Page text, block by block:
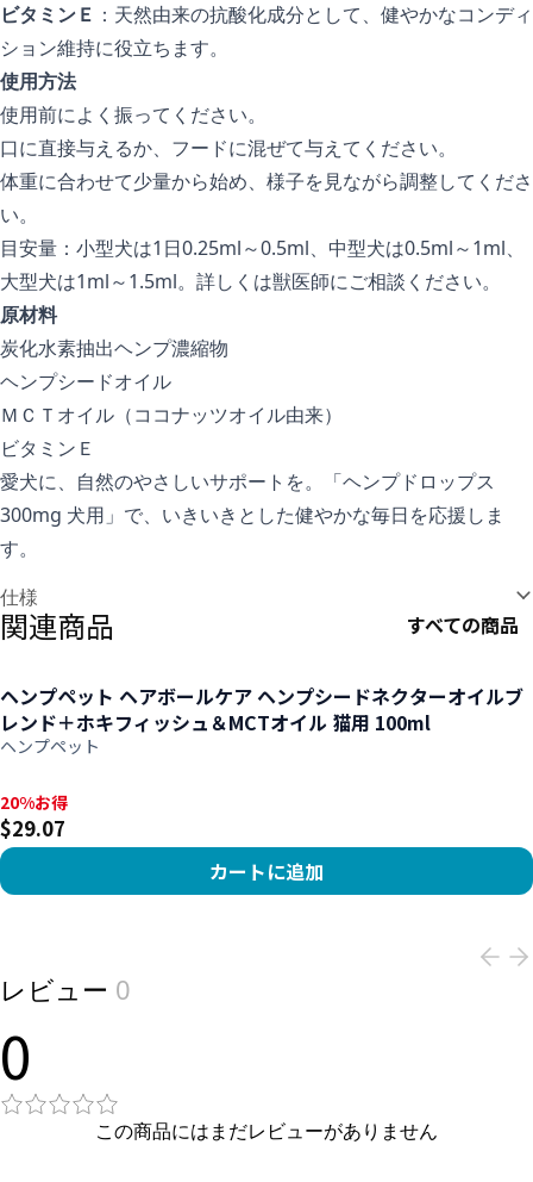
ビタミンＥ ：天然由来の抗酸化成分として、健やかなコンディ
ション維持に役立ちます。
使用方法
使用前によく振ってください。
口に直接与えるか、フードに混ぜて与えてください。
体重に合わせて少量から始め、様子を見ながら調整してくださ
い。
目安量：小型犬は1日0.25ml～0.5ml、中型犬は0.5ml～1ml、
大型犬は1ml～1.5ml。詳しくは獣医師にご相談ください。
原材料
炭化水素抽出ヘンプ濃縮物
ヘンプシードオイル
ＭＣＴオイル（ココナッツオイル由来）
ビタミンＥ
愛犬に、自然のやさしいサポートを。「ヘンプドロップス
300mg 犬用」で、いきいきとした健やかな毎日を応援しま
す。
仕様
関連商品 すべての商品
ヘンプペット ヘアボールケア ヘンプシードネクターオイルブ
レンド＋ホキフィッシュ＆MCTオイル 猫用 100ml
ヘンプペット
20%お得, $29.07
20%お得
$29.07
カートに追加
レビュー 0
0
この商品にはまだレビューがありません